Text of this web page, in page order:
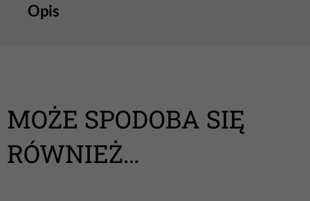
Opis
MOŻE SPODOBA SIĘ
RÓWNIEŻ…